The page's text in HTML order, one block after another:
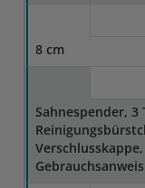
8 cm
Sahnespender, 3
Verschlusskappe,